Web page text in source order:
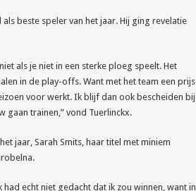
beste speler van het jaar. Hij ging revelatie
als je niet in een sterke ploeg speelt. Het
in de play-offs. Want met het team een prijs
voor werkt. Ik blijf dan ook bescheiden bij
trainen,” vond Tuerlinckx.
jaar, Sarah Smits, haar titel met miniem
had echt niet gedacht dat ik zou winnen, want in